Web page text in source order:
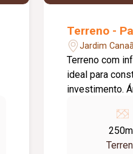
Terreno -
Jardim
Terreno com
ideal para
investimento. Área cercada com
delimitação do
privacidade.
para quem